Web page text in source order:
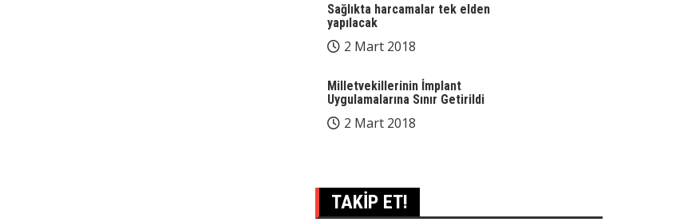
Sağlıkta harcamalar tek elden
yapılacak
2 Mart 2018
Milletvekillerinin İmplant
Uygulamalarına Sınır Getirildi
2 Mart 2018
TAKİP ET!